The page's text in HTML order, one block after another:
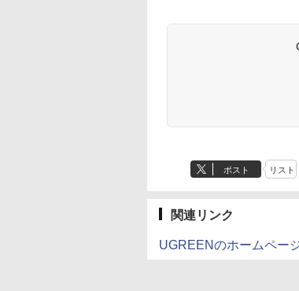
ポスト リスト
関連リンク
UGREENのホームペー